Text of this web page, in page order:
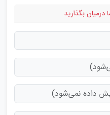
درمیان بگذارید